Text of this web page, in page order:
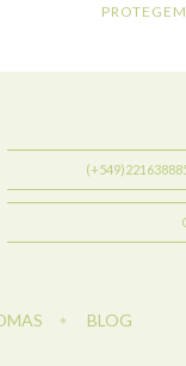
BLOG